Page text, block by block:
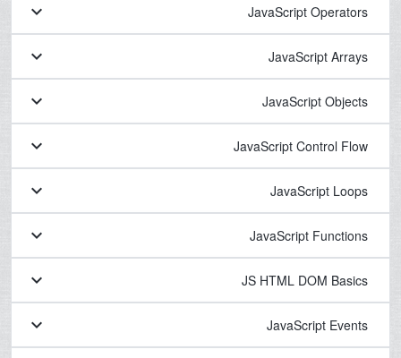
JavaScript Operators
keyboard_arrow_down
JavaScript Arrays
keyboard_arrow_down
JavaScript Objects
keyboard_arrow_down
JavaScript Control Flow
keyboard_arrow_down
JavaScript Loops
keyboard_arrow_down
JavaScript Functions
keyboard_arrow_down
JS HTML DOM Basics
keyboard_arrow_down
JavaScript Events
keyboard_arrow_down